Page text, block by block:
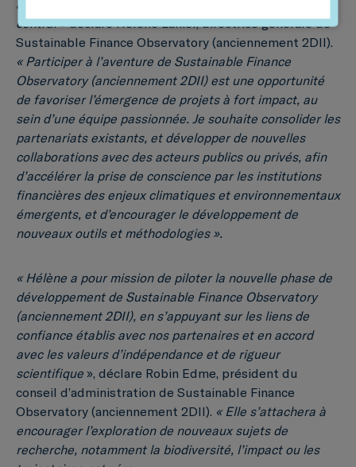
aux différents acteurs financiers comme un thème
central »déclare Hélène Lanier, directrice générale de
Sustainable Finance Observatory (anciennement 2DII).
« Participer à l’aventure de Sustainable Finance
Observatory (anciennement 2DII) est une opportunité
de favoriser l’émergence de projets à fort impact, au
sein d’une équipe passionnée. Je souhaite consolider les
partenariats existants, et développer de nouvelles
collaborations avec des acteurs publics ou privés, afin
d’accélérer la prise de conscience par les institutions
financières des enjeux climatiques et environnementaux
émergents, et d’encourager le développement de
nouveaux outils et méthodologies ».
« Hélène a pour mission de piloter la nouvelle phase de
développement de Sustainable Finance Observatory
(anciennement 2DII), en s’appuyant sur les liens de
confiance établis avec nos partenaires et en accord
avec les valeurs d’indépendance et de rigueur
scientifique », déclare Robin Edme, président du
conseil d’administration de Sustainable Finance
Observatory (anciennement 2DII). « Elle s’attachera à
encourager l’exploration de nouveaux sujets de
recherche, notamment la biodiversité, l’impact ou les